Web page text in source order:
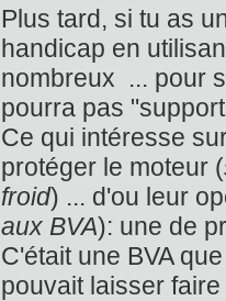
Plus tard, si tu as
handicap en
nombreux ... pour
pourra pas
Ce qui intéresse
protéger le moteur (
froid) ... d'ou leur
aux BVA): une de
C'était une BVA
pouvait laisser faire